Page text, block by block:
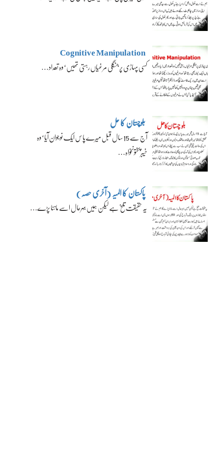
Cognitive Manipulation
کسی پہاڑی پر جنگلی مرغیاں رہتی تھیں‘ وہ تعداد…
بلوچستان کا حل
آج سے 15 سال قبل میرے پاس ایک نوجوان آیا‘ وہ
خیبرپختونخواہ…
پاکستان کا المیہ (آخری حصہ)
یہ حقیقت تلخ ہے لیکن ہمیں بہرحال اسے ماننا پڑے…